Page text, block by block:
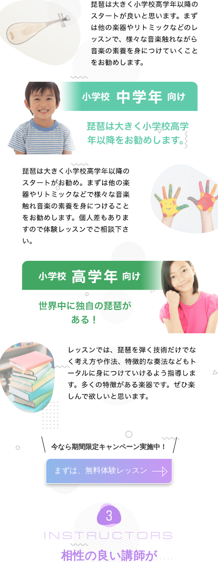
今なら期間限定キャンペーン実施中！
まずは、無料体験レッスン
INSTRUCTORS
相性の良い講師が